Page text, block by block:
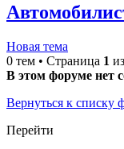
Новая тема
0 тем • Страница 1 из
В этом форуме нет
Вернуться к списку
Перейти